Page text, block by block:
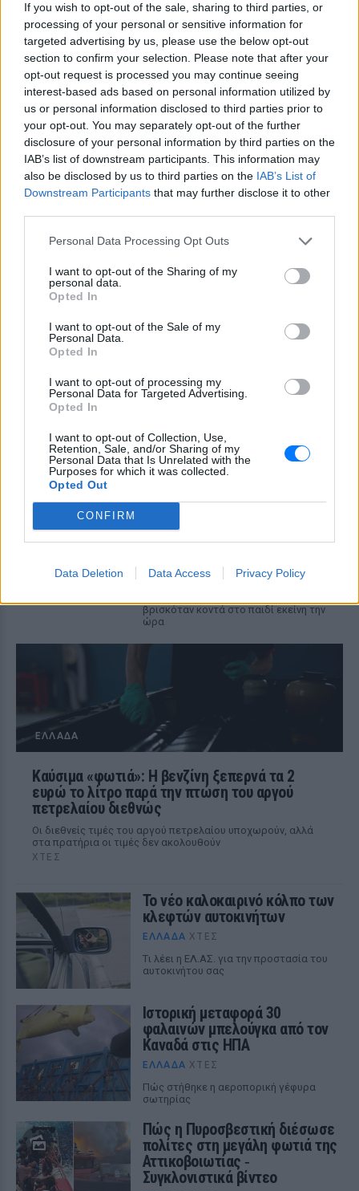
If you wish to opt-out of the sale, sharing to third parties, or
processing of your personal or sensitive information for
targeted advertising by us, please use the below opt-out
section to confirm your selection. Please note that after your
opt-out request is processed you may continue seeing
interest-based ads based on personal information utilized by
us or personal information disclosed to third parties prior to
your opt-out. You may separately opt-out of the further
disclosure of your personal information by third parties on the
IAB’s list of downstream participants. This information may
also be disclosed by us to third parties on the IAB’s List of
Downstream Participants that may further disclose it to other
Personal Data Processing Opt Outs
I want to opt-out of the Sharing of my
personal data.
Opted In
I want to opt-out of the Sale of my
Personal Data.
Opted In
I want to opt-out of processing my
Personal Data for Targeted Advertising.
Opted In
I want to opt-out of Collection, Use,
Retention, Sale, and/or Sharing of my
Personal Data that Is Unrelated with the
Purposes for which it was collected.
Opted Out
CONFIRM
Data Deletion Data Access Privacy Policy
ΔΕΙΤΕ ΕΠΙΣΗΣ
ΣΤΗΝ ΙΔΙΑ ΚΑΤΗΓΟΡΙΑ
Ουκρανία: Βίντεο σοκ με
19χρονο να οδηγείται με τη βία
για επιστράτευση ‑ Τι είναι το
«busification»
ΕΛΛΆΔΑ ΧΤΕΣ
Βίντεο που φέρεται να δείχνει βίαιη
μεταφορά άνδρα για στρατιωτική
επαναφέρει τη συζήτηση για το λεγόμενο
19χρονο να οδηγείται με τη βία
ΕΛΛΆΔΑ ΧΤΕΣ
επαναφέρει τη συζήτηση για το λεγόμενο
«busification».
του σε πισίνα beach bar –
ανασύρει
Ο ιδιοκτήτης του beach bar και οι γονείς
βρισκόταν κοντά στο παιδί εκείνη την
ώρα
ΕΛΛΆΔΑ
Καύσιμα «φωτιά»: Η βενζίνη ξεπερνά τα 2
ευρώ το λίτρο παρά την πτώση του αργού
πετρελαίου διεθνώς
Οι διεθνείς τιμές του αργού πετρελαίου υποχωρούν, αλλά
στα πρατήρια οι τιμές δεν ακολουθούν
ΧΤΕΣ
Το νέο καλοκαιρινό κόλπο των
κλεφτών αυτοκινήτων
ΕΛΛΆΔΑ ΧΤΕΣ
Tι λέει η ΕΛ.ΑΣ. για την προστασία του
αυτοκινήτου σας
Ιστορική μεταφορά 30
φαλαινών μπελούγκα από τον
Καναδά στις ΗΠΑ
ΕΛΛΆΔΑ ΧΤΕΣ
Πώς στήθηκε η αεροπορική γέφυρα
σωτηρίας
Πώς η Πυροσβεστική διέσωσε
πολίτες στη μεγάλη φωτιά της
Αττικοβοιωτίας ‑
Συγκλονιστικά βίντεο